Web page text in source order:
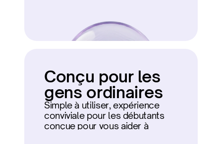
Conçu pour les
gens ordinaires
Simple à utiliser, expérience
conviviale pour les débutants
conçue pour vous aider à